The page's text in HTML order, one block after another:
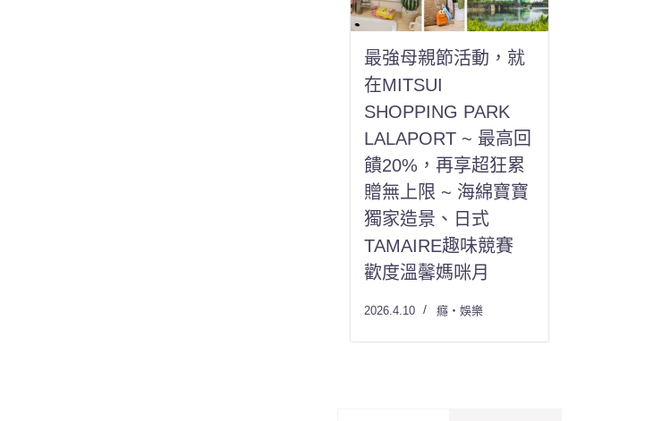
最強母親節活動，就
在MITSUI
SHOPPING PARK
LALAPORT ~ 最高回
饋20%，再享超狂累
贈無上限 ~ 海綿寶寶
獨家造景、日式
TAMAIRE趣味競賽
歡度溫馨媽咪月
2026.4.10 癮・娛樂